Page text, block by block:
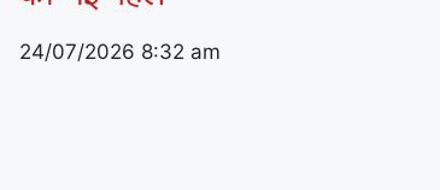
24/07/2026 8:32 am